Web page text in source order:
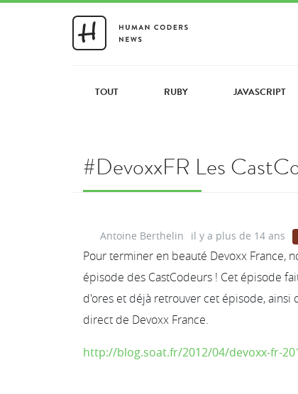
TOUT RUBY JAVASCRIPT
#DevoxxFR Les
Antoine Berthelin il y a plus de 14 ans
Pour terminer en beauté Devoxx France,
épisode des CastCodeurs ! Cet épisode
d'ores et déjà retrouver cet épisode, ainsi
direct de Devoxx France.
http://blog.soat.fr/2012/04/devoxx-fr-